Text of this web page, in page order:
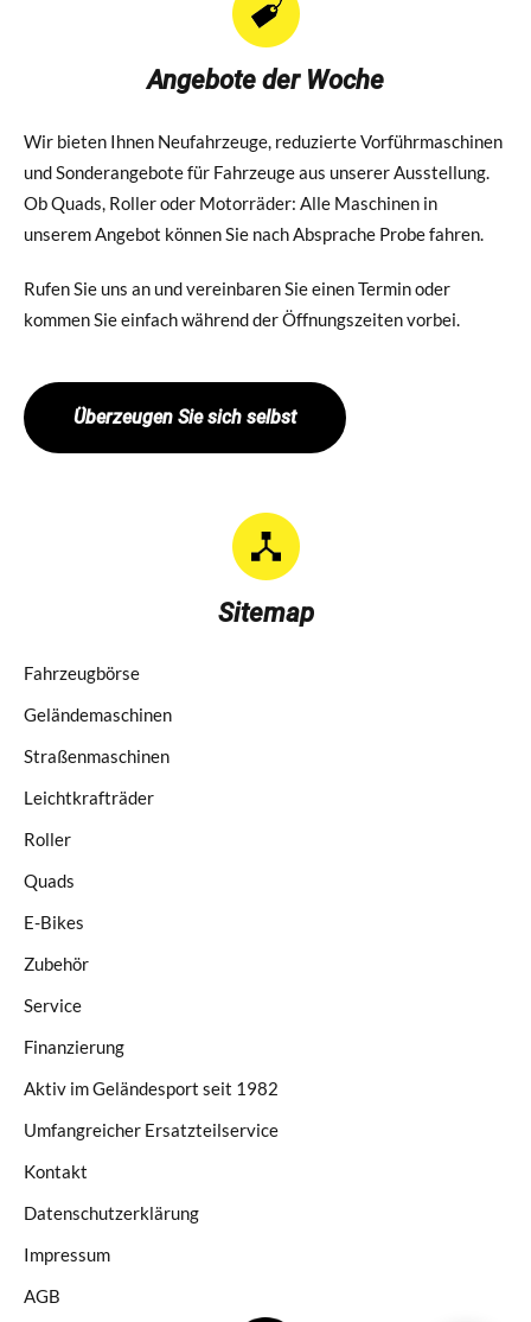
Sitemap
Fahrzeugbörse
Geländemaschinen
Straßenmaschinen
Leichtkrafträder
Roller
Quads
E-Bikes
Zubehör
Service
Finanzierung
Aktiv im Geländesport seit 1982
Umfangreicher Ersatzteilservice
Kontakt
Datenschutzerklärung
Impressum
AGB
Angebote der Woche
Wir bieten Ihnen Neufahrzeuge, reduzierte Vorführmaschinen
und Sonderangebote für Fahrzeuge aus unserer Ausstellung.
Ob Quads, Roller oder Motorräder: Alle Maschinen in
unserem Angebot können Sie nach Absprache Probe fahren.
Rufen Sie uns an und vereinbaren Sie einen Termin oder
kommen Sie einfach während der Öffnungszeiten vorbei.
Überzeugen Sie sich selbst